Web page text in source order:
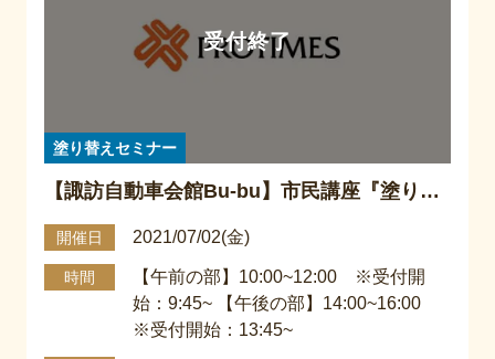
塗り替えセミナー
【諏訪自動車会館Bu-bu】市民講座『塗り替
えセミナー』
開催日 2021/07/02(金)
時間
【午前の部】10:00~12:00 ※受付開
始：9:45~ 【午後の部】14:00~16:00
※受付開始：13:45~